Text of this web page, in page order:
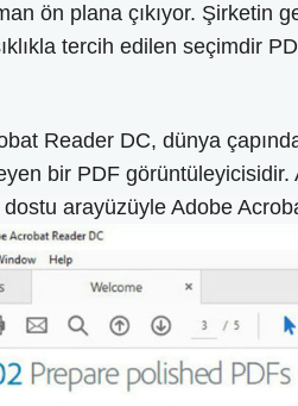
ön plana çıkıyor.
tercih edilen seçimdir
Reader DC, dünya
bir PDF
arayüzüyle Adobe